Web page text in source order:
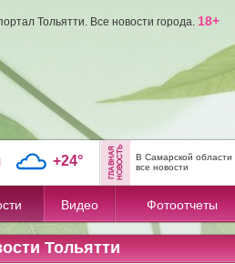
Тольятти. Все новости города. 18+
+24°
В Самарской
все новости
Видео Фотоотчеты
Тольятти